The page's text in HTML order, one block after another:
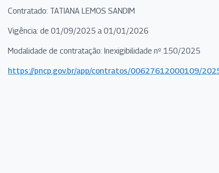
Contratado: TATIANA LEMOS SANDIM
Vigência: de 01/09/2025 a 01/01/2026
Modalidade de contratação: Inexigibilidade nº 150/2025
https://pncp.gov.br/app/contratos/00627612000109/